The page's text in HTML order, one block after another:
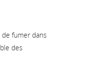
fumer dans
des